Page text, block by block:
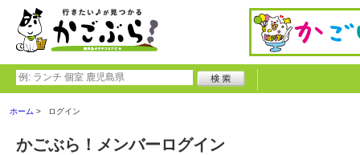
ホーム ログイン
かごぶら！メンバーログイン